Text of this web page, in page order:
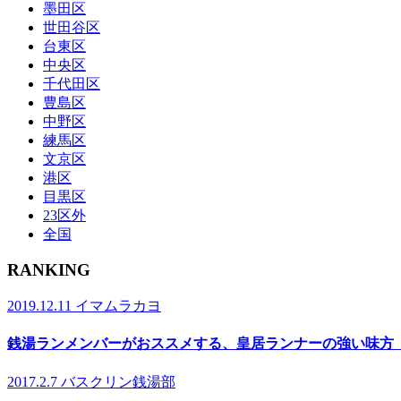
墨田区
世田谷区
台東区
中央区
千代田区
豊島区
中野区
練馬区
文京区
港区
目黒区
23区外
全国
RANKING
2019.12.11 イマムラカヨ
銭湯ランメンバーがおススメする、皇居ランナーの強い味方
2017.2.7 バスクリン銭湯部